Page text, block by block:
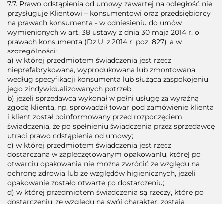
7.7. Prawo odstąpienia od umowy zawartej na odległość nie
przysługuje Klientowi – konsumentowi oraz przedsiębiorcy
na prawach konsumenta - w odniesieniu do umów
wymienionych w art. 38 ustawy z dnia 30 maja 2014 r. o
prawach konsumenta (Dz.U. z 2014 r. poz. 827), a w
szczególności:
a) w której przedmiotem świadczenia jest rzecz
nieprefabrykowana, wyprodukowana lub zmontowana
według specyfikacji konsumenta lub służąca zaspokojeniu
jego zindywidualizowanych potrzeb;
b) jeżeli sprzedawca wykonał w pełni usługę za wyraźną
zgodą klienta, np. sprowadził towar pod zamówienie klienta
i klient został poinformowany przed rozpoczęciem
świadczenia, że po spełnieniu świadczenia przez sprzedawcę
utraci prawo odstąpienia od umowy;
c) w której przedmiotem świadczenia jest rzecz
dostarczana w zapieczętowanym opakowaniu, której po
otwarciu opakowania nie można zwrócić ze względu na
ochronę zdrowia lub ze względów higienicznych, jeżeli
opakowanie zostało otwarte po dostarczeniu;
d) w której przedmiotem świadczenia są rzeczy, które po
dostarczeniu, ze względu na swój charakter, zostają